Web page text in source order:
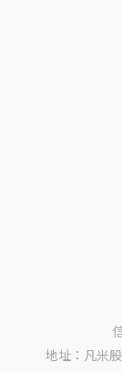
地址：凡米